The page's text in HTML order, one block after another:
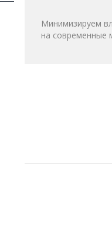
Минимизируем
на современные